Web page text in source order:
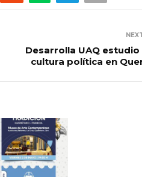
Desarrolla UAQ
cultura política en